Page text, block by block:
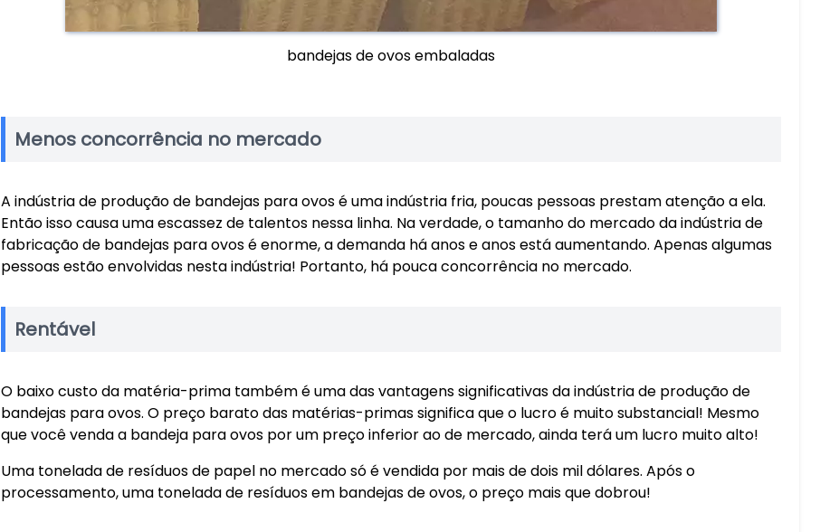
bandejas de ovos embaladas
Menos concorrência no mercado
A indústria de produção de bandejas para ovos é uma indústria fria, poucas pessoas prestam atenção a ela.
Então isso causa uma escassez de talentos nessa linha. Na verdade, o tamanho do mercado da indústria de
fabricação de bandejas para ovos é enorme, a demanda há anos e anos está aumentando. Apenas algumas
pessoas estão envolvidas nesta indústria! Portanto, há pouca concorrência no mercado.
Rentável
O baixo custo da matéria-prima também é uma das vantagens significativas da indústria de produção de
bandejas para ovos. O preço barato das matérias-primas significa que o lucro é muito substancial! Mesmo
que você venda a bandeja para ovos por um preço inferior ao de mercado, ainda terá um lucro muito alto!
Uma tonelada de resíduos de papel no mercado só é vendida por mais de dois mil dólares. Após o
processamento, uma tonelada de resíduos em bandejas de ovos, o preço mais que dobrou!